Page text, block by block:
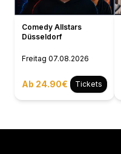
Comedy Allstars
Düsseldorf
Freitag 07.08.2026
Ab 24.90€ Tickets